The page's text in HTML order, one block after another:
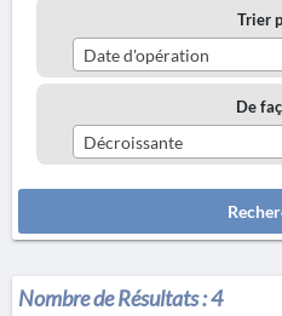
Trier
Date d'opération
De
Décroissante
Nombre de Résultats :4